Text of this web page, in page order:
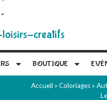
loisirs-creatifs
BOUTIQUE
Accueil » Coloriages»